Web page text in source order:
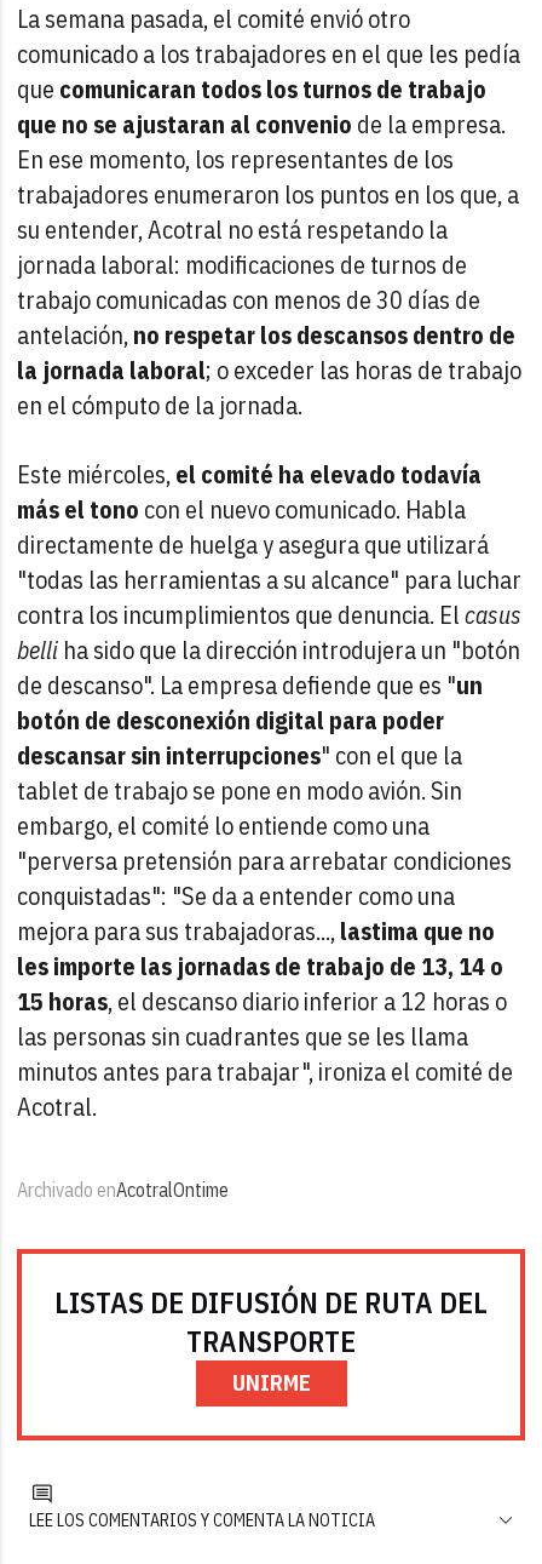
La semana pasada, el comité envió otro
comunicado a los trabajadores en el que les pedía
que comunicaran todos los turnos de trabajo
que no se ajustaran al convenio de la empresa.
En ese momento, los representantes de los
trabajadores enumeraron los puntos en los que, a
su entender, Acotral no está respetando la
jornada laboral: modificaciones de turnos de
trabajo comunicadas con menos de 30 días de
antelación,no respetar los descansos dentro de
la jornada laboral; o exceder las horas de trabajo
en el cómputo de la jornada.
Este miércoles,el comité ha elevado todavía
más el tono con el nuevo comunicado. Habla
directamente de huelga y asegura que utilizará
"todas las herramientas a su alcance" para luchar
contra los incumplimientos que denuncia. Elcasus
belli ha sido que la dirección introdujera un "botón
de descanso". La empresa defiende que es "un
botón de desconexión digital para poder
descansar sin interrupciones" con el que la
tablet de trabajo se pone en modo avión. Sin
embargo, el comité lo entiende como una
"perversa pretensión para arrebatar condiciones
conquistadas": "Se da a entender como una
mejora para sus trabajadoras...,lastima que no
les importe las jornadas de trabajo de 13, 14 o
15 horas, el descanso diario inferior a 12 horas o
las personas sin cuadrantes que se les llama
minutos antes para trabajar", ironiza el comité de
Acotral.
Archivado enAcotralOntime
LISTAS DE DIFUSIÓN DE RUTA DEL
TRANSPORTE
UNIRME
LEE LOS COMENTARIOS Y COMENTA LA NOTICIA